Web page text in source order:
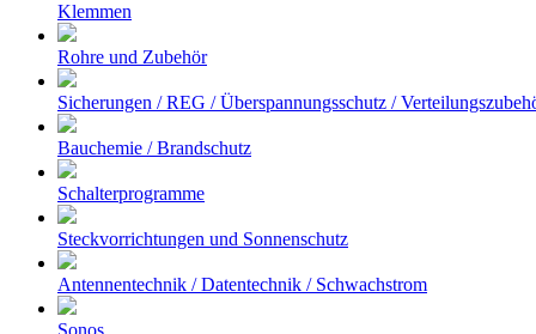
Klemmen
Rohre und Zubehör
Sicherungen / REG / Überspannungsschutz /
Bauchemie / Brandschutz
Schalterprogramme
Steckvorrichtungen und Sonnenschutz
Antennentechnik / Datentechnik / Schwachstrom
Sonos